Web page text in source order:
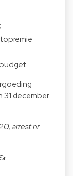
31 december
arrest nr.